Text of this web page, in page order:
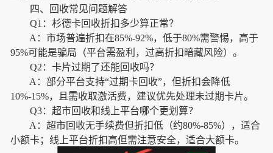
四、回收常见问题解答
Q1：杉德卡回收折扣多少算正常？
A：市场普遍折扣在85%-92%，低于80%需警惕，高于
95%可能是骗局（平台需盈利，过高折扣暗藏风险）。
Q2：卡片过期了还能回收吗？
A：部分平台支持“过期卡回收”，但折扣会降低
10%-15%，且需收取激活费，建议优先处理未过期卡片。
Q3：超市回收和线上平台哪个更划算？
A：超市回收无手续费但折扣低（约80%-85%），适合
小额卡；线上平台折扣高但需注意安全，适合大额卡。